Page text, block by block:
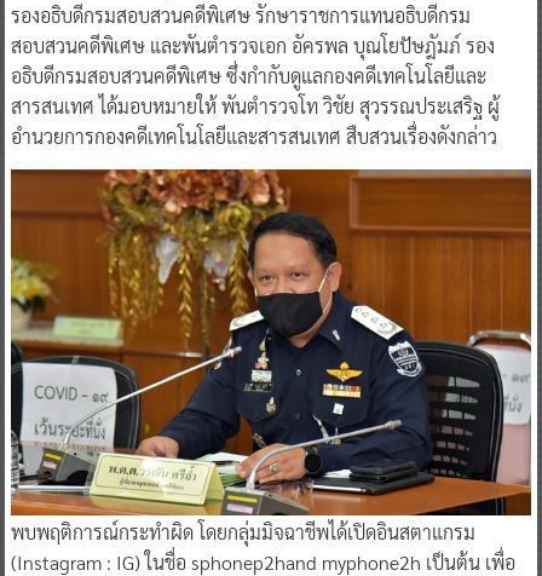
รองอธิบดีกรมสอบสวนคดีพิเศษ รักษาราชการแทนอธิบดีกรม
สอบสวนคดีพิเศษ และพันตำรวจเอก อัครพล บุณโยปัษฎัมภ์ รอง
อธิบดีกรมสอบสวนคดีพิเศษ ซึ่งกำกับดูแลกองคดีเทคโนโลยีและ
สารสนเทศ ได้มอบหมายให้ พันตำรวจโท วิชัย สุวรรณประเสริฐ ผู้
อำนวยการกองคดีเทคโนโลยีและสารสนเทศ สืบสวนเรื่องดังกล่าว
พบพฤติการณ์กระทำผิด โดยกลุ่มมิจฉาชีพได้เปิดอินสตาแกรม
(Instagram : IG) ในชื่อ sphonep2hand myphone2h เป็นต้น เพื่อ